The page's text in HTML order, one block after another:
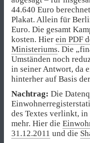
44.640 Euro
Plakat. Allein für
Euro. Die gesamt
kosten. Hier ein PDF
Ministeriums. Die
Umständen noch
in seiner Antwort, da
hinterher auf Basis
Nachtrag: Die
des Textes verlinkt,
mehr. Hier die
31.12.2011 und die